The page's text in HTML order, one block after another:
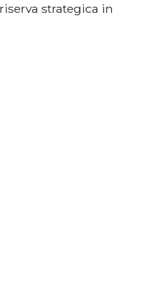
strategica in